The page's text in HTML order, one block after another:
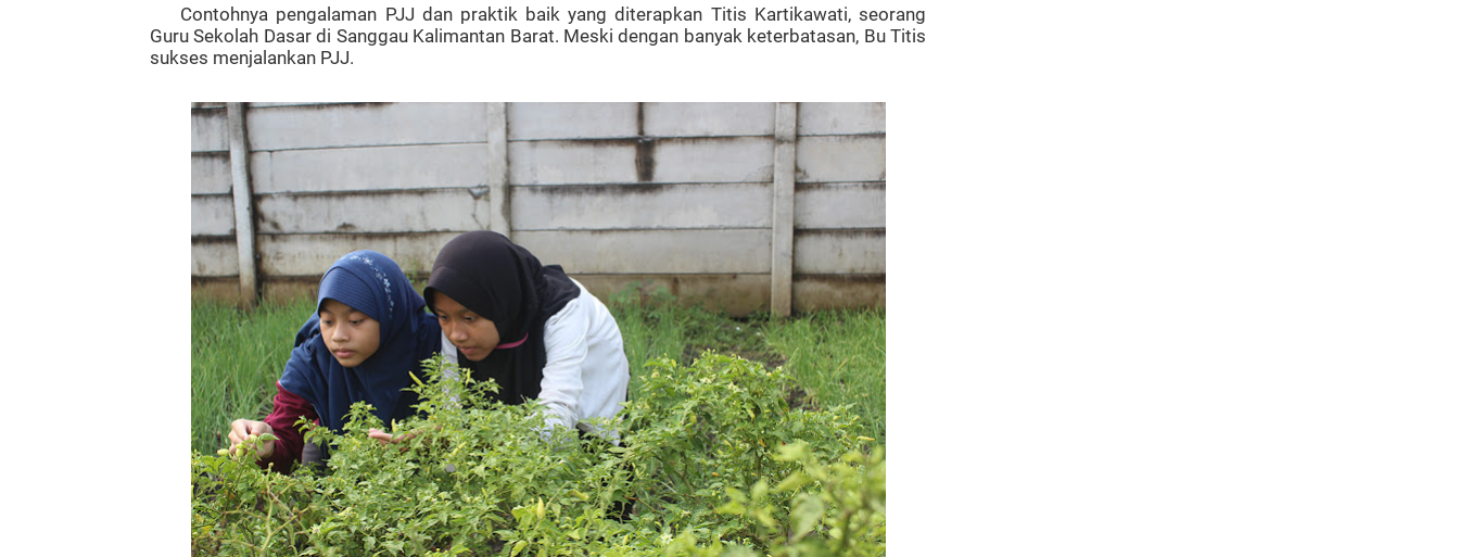
Contohnya pengalaman PJJ dan praktik baik yang diterapkan Titis Kartikawati, seorang
Guru Sekolah Dasar di Sanggau Kalimantan Barat. Meski dengan banyak keterbatasan, Bu Titis
sukses menjalankan PJJ.